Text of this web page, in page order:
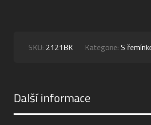
SKU: 2121BK Kategorie:S
Další informace